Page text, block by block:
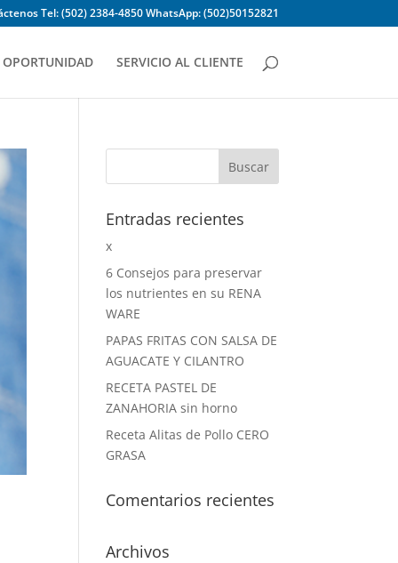
Tel: (502) 2384-4850 WhatsApp: (502)50152821
OPORTUNIDAD SERVICIO AL CLIENTE
Entradas recientes
x
6 Consejos para preservar
los nutrientes en su RENA
WARE
PAPAS FRITAS CON SALSA DE
AGUACATE Y CILANTRO
RECETA PASTEL DE
ZANAHORIA sin horno
Receta Alitas de Pollo CERO
GRASA
Comentarios recientes
Archivos